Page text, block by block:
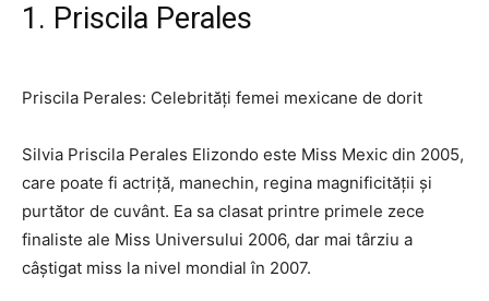
1. Priscila Perales
Priscila Perales: Celebrități femei mexicane de dorit
Silvia Priscila Perales Elizondo este Miss Mexic din 2005,
care poate fi actriță, manechin, regina magnificității și
purtător de cuvânt. Ea sa clasat printre primele zece
finaliste ale Miss Universului 2006, dar mai târziu a
câștigat miss la nivel mondial în 2007.